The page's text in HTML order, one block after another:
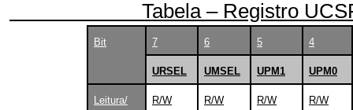
Tabela – Registro
Bit 7 6 5 4
URSEL UMSEL UPM1 UPM0
Leitura/
R/W R/W R/W R/W